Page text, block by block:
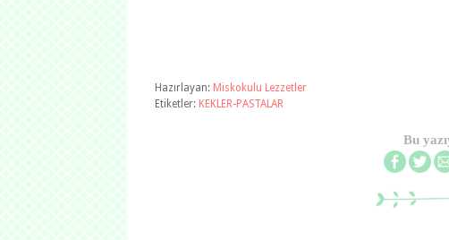
Hazırlayan: Miskokulu Lezzetler
Etiketler: KEKLER-PASTALAR
Bu